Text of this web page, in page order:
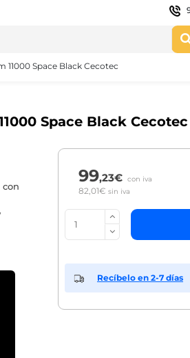
11000 Space Black Cecotec
Space Black Cecotec
con
99,23€ con iva
82,01€ sin iva
Recíbelo en 2-7 días